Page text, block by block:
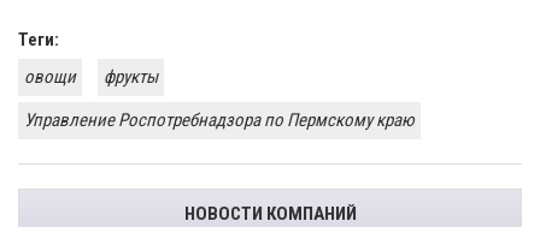
Теги:
овощи
фрукты
Управление Роспотребнадзора по Пермскому краю
НОВОСТИ КОМПАНИЙ